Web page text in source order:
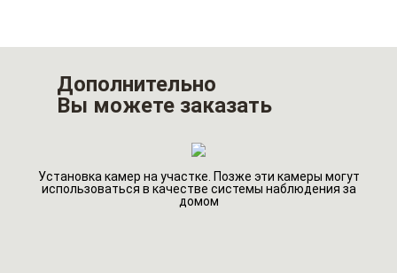
Дополнительно
Вы можете заказать
Установка камер на участке. Позже эти камеры могут
использоваться в качестве системы наблюдения за
домом